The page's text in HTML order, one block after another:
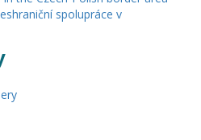
spolupráce v